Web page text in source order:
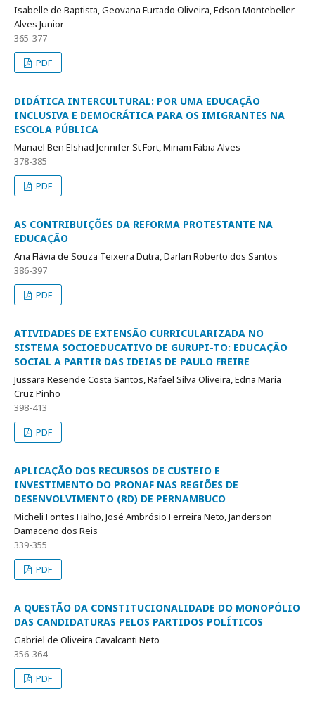
Isabelle de Baptista, Geovana Furtado Oliveira, Edson Montebeller
Alves Junior
365-377
PDF
DIDÁTICA INTERCULTURAL: POR UMA EDUCAÇÃO
INCLUSIVA E DEMOCRÁTICA PARA OS IMIGRANTES NA
ESCOLA PÚBLICA
Manael Ben Elshad Jennifer St Fort, Miriam Fábia Alves
378-385
PDF
AS CONTRIBUIÇÕES DA REFORMA PROTESTANTE NA
EDUCAÇÃO
Ana Flávia de Souza Teixeira Dutra, Darlan Roberto dos Santos
386-397
PDF
ATIVIDADES DE EXTENSÃO CURRICULARIZADA NO
SISTEMA SOCIOEDUCATIVO DE GURUPI-TO: EDUCAÇÃO
SOCIAL A PARTIR DAS IDEIAS DE PAULO FREIRE
Jussara Resende Costa Santos, Rafael Silva Oliveira, Edna Maria
Cruz Pinho
398-413
PDF
APLICAÇÃO DOS RECURSOS DE CUSTEIO E
INVESTIMENTO DO PRONAF NAS REGIÕES DE
DESENVOLVIMENTO (RD) DE PERNAMBUCO
Micheli Fontes Fialho, José Ambrósio Ferreira Neto, Janderson
Damaceno dos Reis
339-355
PDF
A QUESTÃO DA CONSTITUCIONALIDADE DO MONOPÓLIO
DAS CANDIDATURAS PELOS PARTIDOS POLÍTICOS
Gabriel de Oliveira Cavalcanti Neto
356-364
PDF